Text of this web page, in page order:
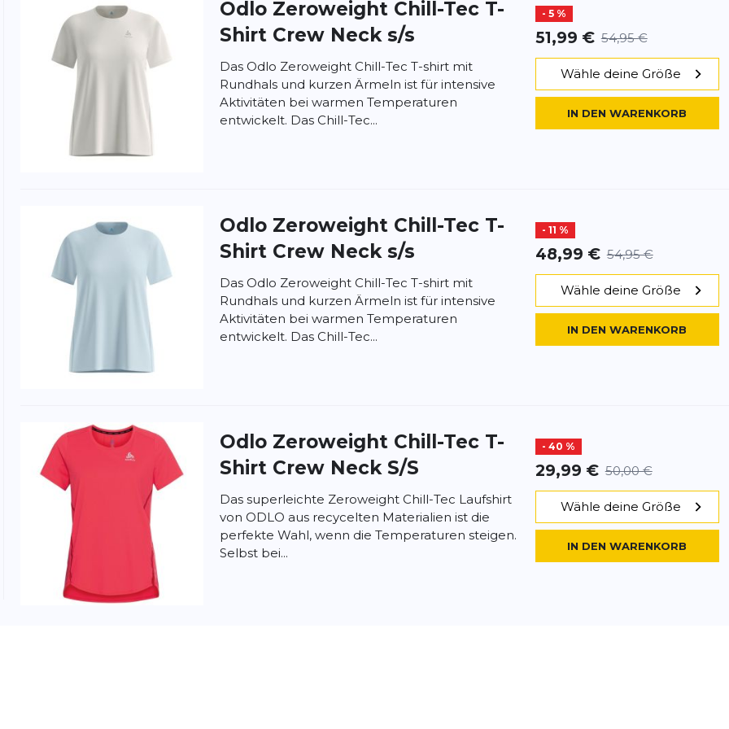
Odlo Zeroweight Chill-Tec T-
Shirt Crew Neck s/s
- 5 %
51,99 € 54,95 €
Das Odlo Zeroweight Chill-Tec T-shirt mit
Rundhals und kurzen Ärmeln ist für intensive
Aktivitäten bei warmen Temperaturen
entwickelt. Das Chill-Tec...
Wähle deine Größe
IN DEN WARENKORB
Odlo Zeroweight Chill-Tec T-
Shirt Crew Neck s/s
- 11 %
48,99 € 54,95 €
Das Odlo Zeroweight Chill-Tec T-shirt mit
Rundhals und kurzen Ärmeln ist für intensive
Aktivitäten bei warmen Temperaturen
entwickelt. Das Chill-Tec...
Wähle deine Größe
IN DEN WARENKORB
Odlo Zeroweight Chill-Tec T-
Shirt Crew Neck S/S
- 40 %
29,99 € 50,00 €
Das superleichte Zeroweight Chill-Tec Laufshirt
von ODLO aus recycelten Materialien ist die
perfekte Wahl, wenn die Temperaturen steigen.
Selbst bei...
Wähle deine Größe
IN DEN WARENKORB